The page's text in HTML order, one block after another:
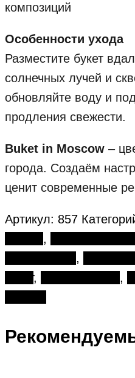
композиций
Особенности ухода
Разместите букет
солнечных лучей и
обновляйте воду и
продления свежести.
Buket in Moscow –
города. Создаём
ценит современные
Артикул: 857
,
,
, ,